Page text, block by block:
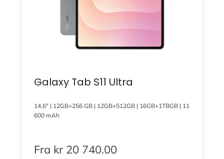
Galaxy Tab S11 Ultra
14,6″ | 12GB+256 GB | 12GB+512GB | 16GB+1TBGB | 11
600 mAh
Fra kr 20 740.00